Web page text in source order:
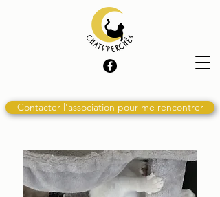
Contacter l'association pour me rencontrer